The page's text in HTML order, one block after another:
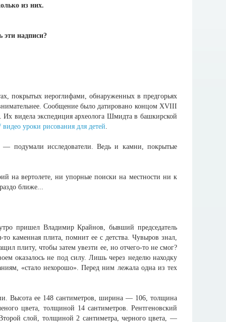
из них.
эти надписи?
покрытых иероглифами, обнаруженных в предгорьях
Сообщение было датировано концом XVIII
видела экспедиция археолога Шмидта в башкирской
уроки рисования для детей
подумали исследователи. Ведь и камни, покрытые
на вертолете, ни упорные поиски на местности ни к
ближе...
пришел Владимир Крайнов, бывший председатель
каменная плита, помнит ее с детства. Чувыров знал,
плиту, чтобы затем увезти ее, но отчего-то не смог?
оказалось не под силу. Лишь через неделю находку
«стало нехорошо». Перед ним лежала одна из тех
Высота ее 148 сантиметров, ширина — 106, толщина
цвета, толщиной 14 сантиметров. Рентгеновский
слой, толщиной 2 сантиметра, черного цвета, —